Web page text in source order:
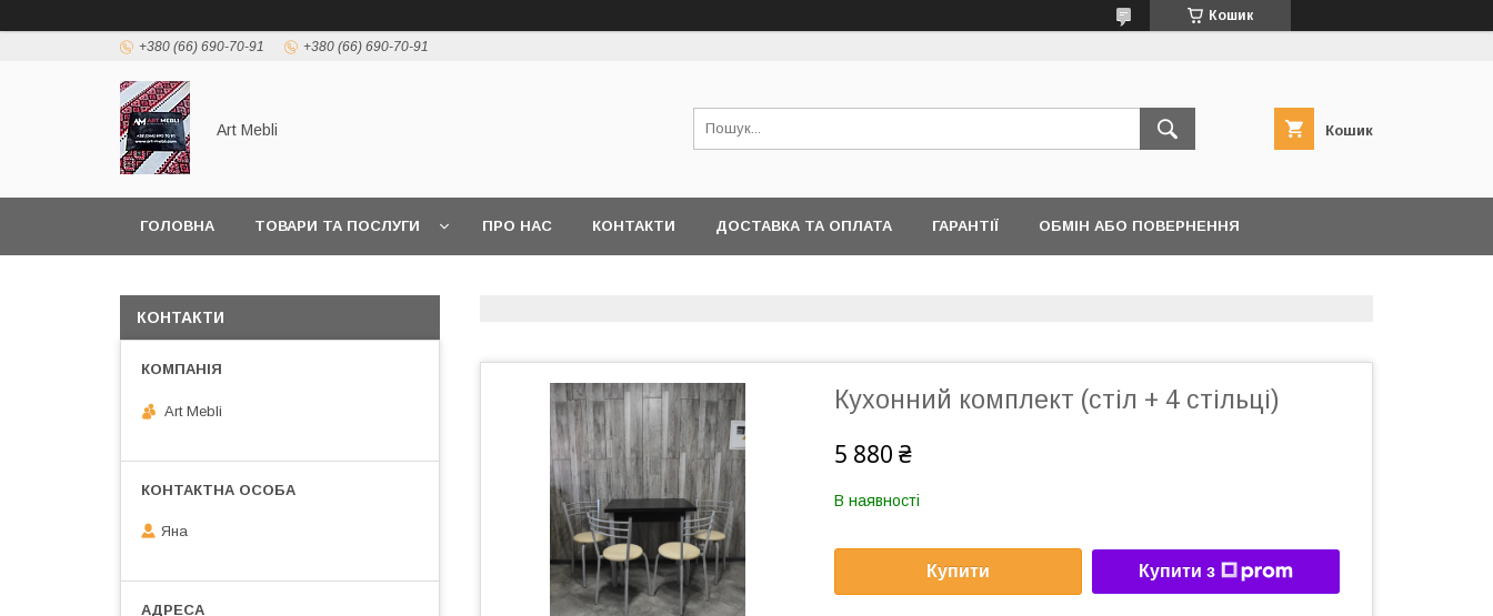
Кошик
+380 (66) 690-70-91 +380 (66) 690-70-91
Art Mebli Кошик
ГОЛОВНА ТОВАРИ ТА ПОСЛУГИ ПРО НАС КОНТАКТИ ДОСТАВКА ТА ОПЛАТА ГАРАНТІЇ ОБМІН АБО ПОВЕРНЕННЯ
Кухонний комплект (стіл + 4 стільці)
5 880 ₴
В наявності
Купити Купити з
КОНТАКТИ
Art Mebli
Яна